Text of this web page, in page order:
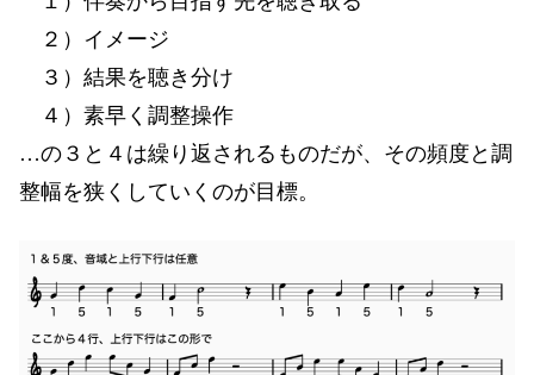
２）イメージ
３）結果を聴き分け
４）素早く調整操作
…の３と４は繰り返されるものだが、その頻度と調
整幅を狭くしていくのが目標。